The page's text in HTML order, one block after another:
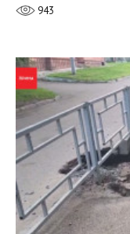
943